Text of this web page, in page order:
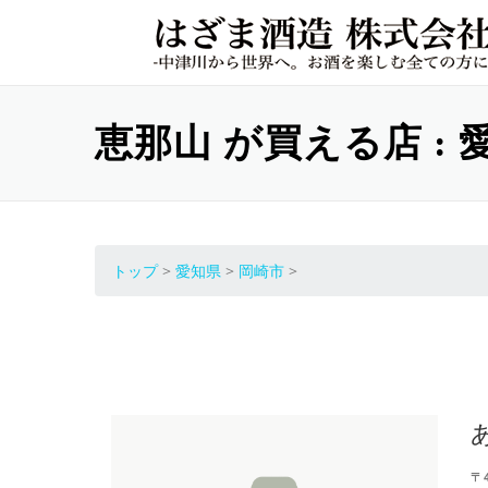
恵那山 が買える店 :
トップ> 愛知県 > 岡崎市 >
〒